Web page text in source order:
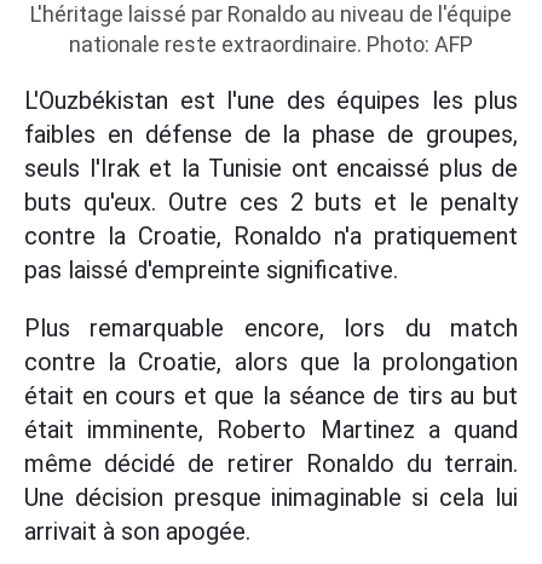
L'héritage laissé par Ronaldo au niveau de l'équipe
nationale reste extraordinaire. Photo: AFP
L'Ouzbékistan est l'une des équipes les plus
faibles en défense de la phase de groupes,
seuls l'Irak et la Tunisie ont encaissé plus de
buts qu'eux. Outre ces 2 buts et le penalty
contre la Croatie, Ronaldo n'a pratiquement
pas laissé d'empreinte significative.
Plus remarquable encore, lors du match
contre la Croatie, alors que la prolongation
était en cours et que la séance de tirs au but
était imminente, Roberto Martinez a quand
même décidé de retirer Ronaldo du terrain.
Une décision presque inimaginable si cela lui
arrivait à son apogée.